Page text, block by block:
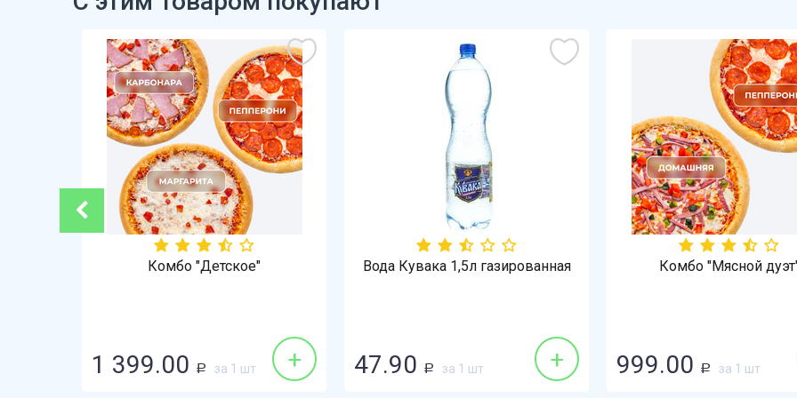
Комбо "Детское"
1 399.00 Р за 1 шт +
Вода Кувака 1,5л газированная
47.90 Р за 1 шт +
Комбо "Мясной
999.00 Р за 1 шт